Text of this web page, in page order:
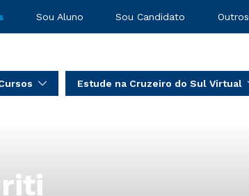
Sou Aluno Sou Candidato Outros
Estude na Cruzeiro do Sul Virtual